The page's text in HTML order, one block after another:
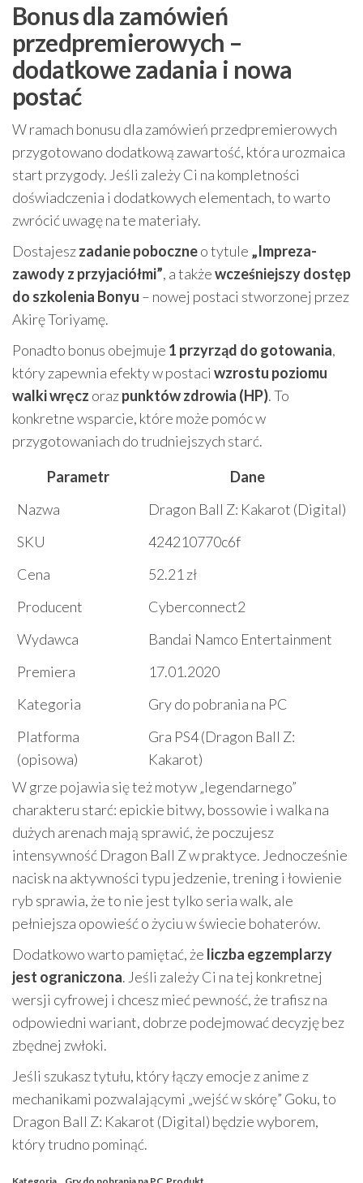
Bonus dla zamówień
przedpremierowych –
dodatkowe zadania i nowa
postać
W ramach bonusu dla zamówień przedpremierowych
przygotowano dodatkową zawartość, która urozmaica
start przygody. Jeśli zależy Ci na kompletności
doświadczenia i dodatkowych elementach, to warto
zwrócić uwagę na te materiały.
Dostajeszzadanie poboczneo tytule „Impreza-
zawody z przyjaciółmi”, a takżewcześniejszy dostęp
do szkolenia Bonyu – nowej postaci stworzonej przez
Akirę Toriyamę.
Ponadto bonus obejmuje 1 przyrząd do gotowania,
który zapewnia efekty w postaci wzrostu poziomu
walki wręcz orazpunktów zdrowia (HP). To
konkretne wsparcie, które może pomóc w
przygotowaniach do trudniejszych starć.
Parametr
Dane
Nazwa
Dragon Ball Z: Kakarot (Digital)
SKU
424210770c6f
Cena
52.21 zł
Producent
Cyberconnect2
Wydawca
Bandai Namco Entertainment
Premiera
17.01.2020
Kategoria
Gry do pobrania na PC
Platforma
(opisowa)
Gra PS4 (Dragon Ball Z:
Kakarot)
W grze pojawia się też motyw „legendarnego”
charakteru starć: epickie bitwy, bossowie i walka na
dużych arenach mają sprawić, że poczujesz
intensywność Dragon Ball Z w praktyce. Jednocześnie
nacisk na aktywności typu jedzenie, trening i łowienie
ryb sprawia, że to nie jest tylko seria walk, ale
pełniejsza opowieść o życiu w świecie bohaterów.
Dodatkowo warto pamiętać, że liczba egzemplarzy
jest ograniczona. Jeśli zależy Ci na tej konkretnej
wersji cyfrowej i chcesz mieć pewność, że trafisz na
odpowiedni wariant, dobrze podejmować decyzję bez
zbędnej zwłoki.
Jeśli szukasz tytułu, który łączy emocje z anime z
mechanikami pozwalającymi „wejść w skórę” Goku, to
Dragon Ball Z: Kakarot (Digital) będzie wyborem,
który trudno pominąć.